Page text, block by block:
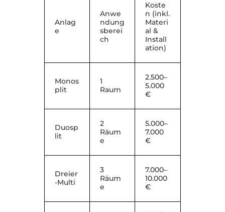
Anlag
e
Anwe
ndung
sberei
ch
Koste
n (inkl.
Materi
al &
Install
ation)
Monos
plit
1
Raum
2.500–
5.000
€
Duosp
lit
2
Räum
e
5.000–
7.000
€
Dreier
-Multi
3
Räum
e
7.000–
10.000
€